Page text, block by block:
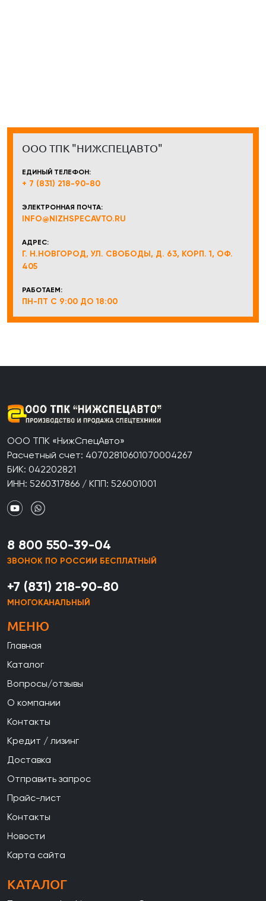
ООО ТПК "НИЖСПЕЦАВТО"
ЕДИНЫЙ ТЕЛЕФОН:
+ 7 (831) 218-90-80
ЭЛЕКТРОННАЯ ПОЧТА:
INFO@NIZHSPECAVTO.RU
АДРЕС:
Г. Н.НОВГОРОД, УЛ. СВОБОДЫ, Д. 63, КОРП. 1, ОФ.
405
РАБОТАЕМ:
ПН-ПТ С 9:00 ДО 18:00
ООО ТПК «НижСпецАвто»
Расчетный счет: 40702810601070004267
БИК: 042202821
ИНН: 5260317866 / КПП: 526001001
8 800 550-39-04
ЗВОНОК ПО РОССИИ БЕСПЛАТНЫЙ
+7 (831) 218-90-80
МНОГОКАНАЛЬНЫЙ
МЕНЮ
Главная
Каталог
Вопросы/отзывы
О компании
Контакты
Кредит / лизинг
Доставка
Отправить запрос
Прайс-лист
Контакты
Новости
Карта сайта
КАТАЛОГ